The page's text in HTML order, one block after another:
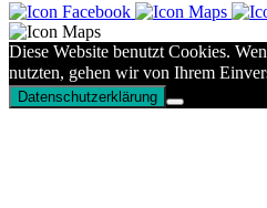
Diese Website benutzt Cookies.
nutzten, gehen wir von Ihrem
Datenschutzerklärung